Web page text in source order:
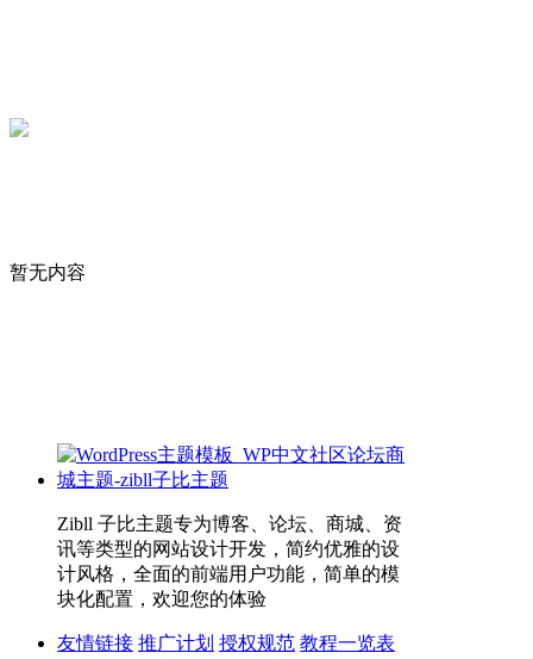
暂无内容
Zibll 子比主题专为博客、论坛、商城、资
讯等类型的网站设计开发，简约优雅的设
计风格，全面的前端用户功能，简单的模
块化配置，欢迎您的体验
友情链接 推广计划 授权规范 教程一览表